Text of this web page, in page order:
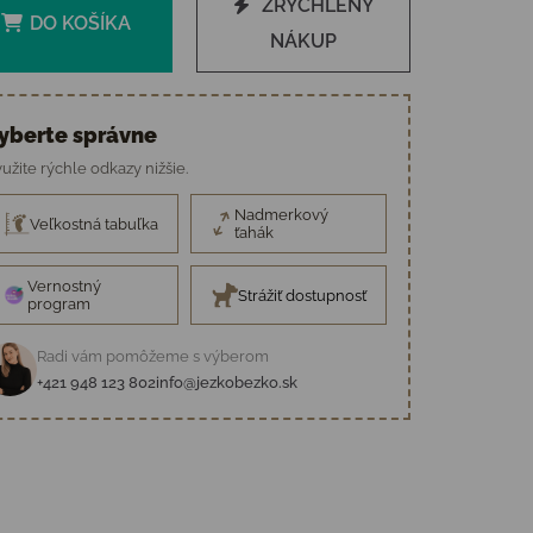
DO KOŠÍKA
ZRÝCHLENÝ
NÁKUP
správne
rýchle odkazy nižšie.
Veľkostná tabuľka
Nadmerkový
ťahák
Vernostný
program
Strážiť dostupnosť
Radi vám pomôžeme s výberom
+421 948 123 802info@jezkobezko.sk